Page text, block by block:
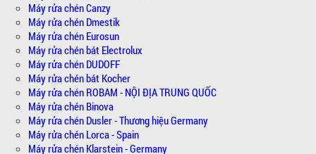
Máy rửa chén Canzy
Máy rửa chén Dmestik
Máy rửa chén Eurosun
Máy rửa chén bát Electrolux
Máy rửa chén DUDOFF
Máy rửa chén bát Kocher
Máy rửa chén ROBAM - NỘI ĐỊA TRUNG QUỐC
Máy rửa chén Binova
Máy rửa chén Dusler - Thương hiệu Germany
Máy rửa chén Lorca - Spain
Máy rửa chén Klarstein - Germany